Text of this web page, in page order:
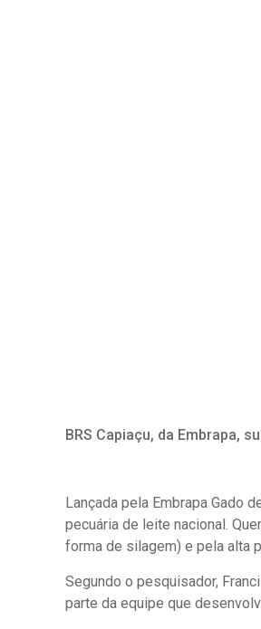
BRS Capiaçu, da Embrapa,
Lançada pela Embrapa Gado
pecuária de leite nacional.
forma de silagem) e pela alta
Segundo o pesquisador,
parte da equipe que